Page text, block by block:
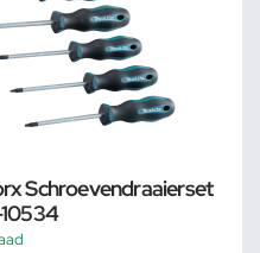
Schroevendraaierset